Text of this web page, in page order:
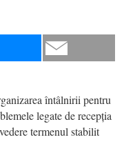
întâlnirii pentru
legate de recepția
termenul stabilit